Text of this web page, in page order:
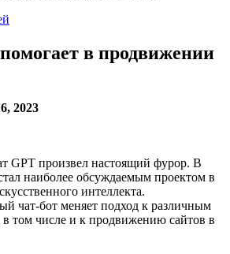
в продвижении
2023
GPT произвел настоящий фурор. В
наиболее обсуждаемым проектом в
интеллекта.
чат-бот меняет подход к различным
в том числе и к продвижению сайтов в